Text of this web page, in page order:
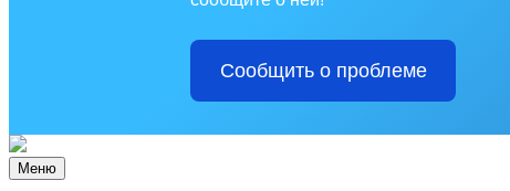
Сообщить о проблеме
Меню